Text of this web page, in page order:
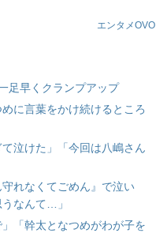
エンタメOVO
足早くクランプアップ
に言葉をかけ続けるところ
泣けた」「今回は八嶋さん
れなくてごめん』で泣い
なんて…」
「幹太となつめがわが子を